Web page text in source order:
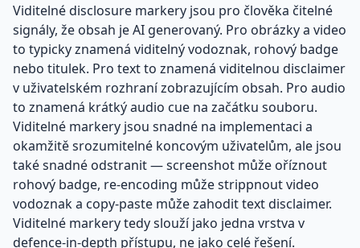
Viditelné disclosure markery jsou pro člověka čitelné
signály, že obsah je AI generovaný. Pro obrázky a video
to typicky znamená viditelný vodoznak, rohový badge
nebo titulek. Pro text to znamená viditelnou disclaimer
v uživatelském rozhraní zobrazujícím obsah. Pro audio
to znamená krátký audio cue na začátku souboru.
Viditelné markery jsou snadné na implementaci a
okamžitě srozumitelné koncovým uživatelům, ale jsou
také snadné odstranit — screenshot může oříznout
rohový badge, re-encoding může strippnout video
vodoznak a copy-paste může zahodit text disclaimer.
Viditelné markery tedy slouží jako jedna vrstva v
defence-in-depth přístupu, ne jako celé řešení.